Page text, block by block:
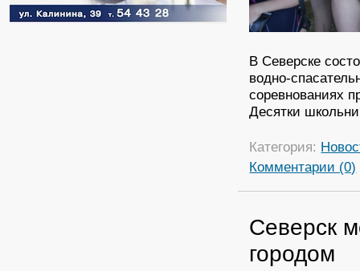
В Северске
водно-
соревнованиях
Десятки
Категория:
Комментарии (0)
Северск
городом